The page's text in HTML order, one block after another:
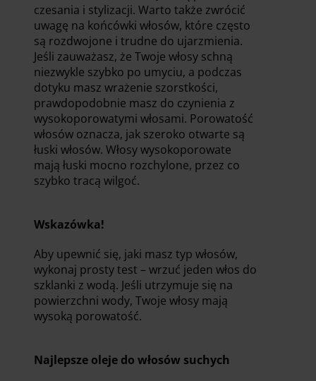
czesania i stylizacji. Warto także zwrócić
uwagę na końcówki włosów, które często
są rozdwojone i trudne do ujarzmienia.
Jeśli zauważasz, że Twoje włosy schną
niezwykle szybko po umyciu, a podczas
dotyku masz wrażenie szorstkości,
prawdopodobnie masz do czynienia z
wysokoporowatymi włosami. Porowatość
włosów oznacza, jak szeroko otwarte są
łuski włosów. Włosy wysokoporowate
mają łuski mocno rozchylone, przez co
szybko tracą wilgoć.
Wskazówka!
Aby upewnić się, jaki masz typ włosów,
wykonaj prosty test – wrzuć jeden włos do
szklanki z wodą. Jeśli utrzymuje się na
powierzchni wody, Twoje włosy mają
wysoką porowatość.
Najlepsze oleje do włosów suchych